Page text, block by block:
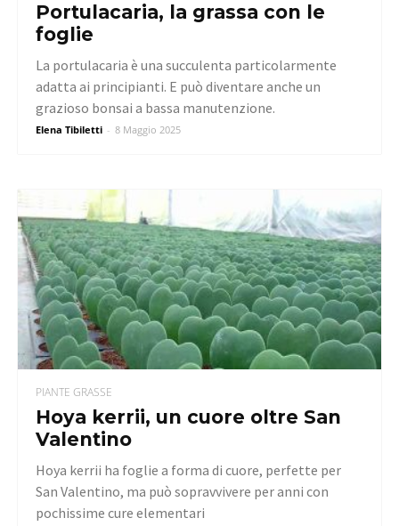
Portulacaria, la grassa con le
foglie
Elena Tibiletti - 8 Maggio 2025
La portulacaria è una succulenta particolarmente
adatta ai principianti. E può diventare anche un
grazioso bonsai a bassa manutenzione.
PIANTE GRASSE
Hoya kerrii, un cuore oltre San
Valentino
Hoya kerrii ha foglie a forma di cuore, perfette per
San Valentino, ma può sopravvivere per anni con
pochissime cure elementari